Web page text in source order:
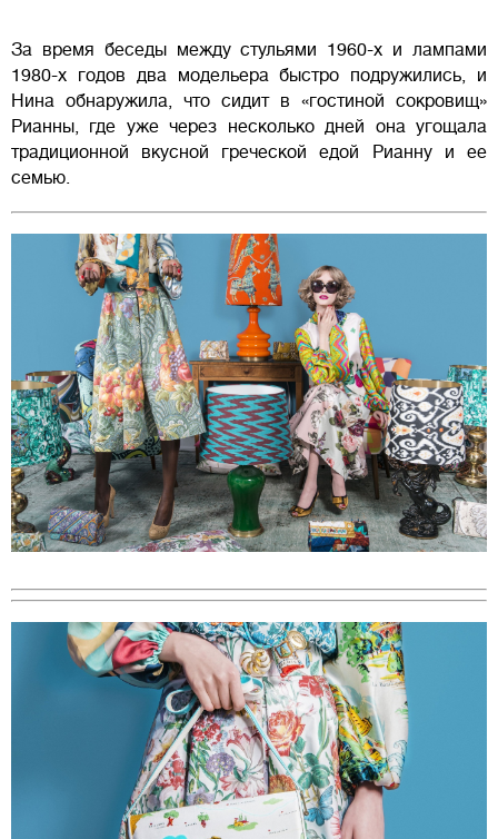
За время беседы между стульями 1960-х и лампами
1980-х годов два модельера быстро подружились, и
Нина обнаружила, что сидит в «гостиной сокровищ»
Рианны, где уже через несколько дней она угощала
традиционной вкусной греческой едой Рианну и ее
семью.